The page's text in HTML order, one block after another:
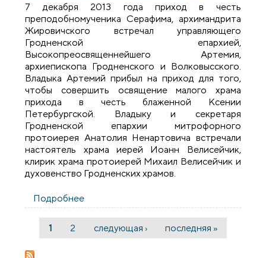
7 декабря 2013 года приход в честь
преподобномученика Серафима, архимандрита
Жировичского встречал управляющего
Гродненской епархией,
Высокопреосвященнейшего Артемия,
архиепископа Гродненского и Волковысского.
Владыка Артемий прибыл на приход для того,
чтобы совершить освящение малого храма
прихода в честь блаженной Ксении
Петербургской. Владыку и секретаря
Гродненской епархии митрофорного
протоиерея Анатолия Ненартовича встречали
настоятель храма иерей Иоанн Велисейчик,
клирик храма протоиерей Михаил Велисейчик и
духовенство Гродненских храмов.
Подробнее
Ксении Петербургской микрорайона
Страницы
1 2 следующая › последняя »